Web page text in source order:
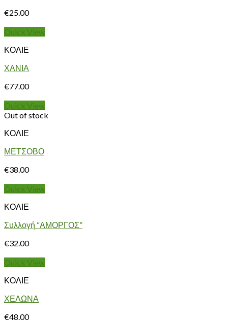
€25.00
Quick View
ΚΟΛΙΕ
ΧΑΝΙΑ
€77.00
Quick View
Out of stock
ΚΟΛΙΕ
ΜΕΤΣΟΒΟ
€38.00
Quick View
ΚΟΛΙΕ
Συλλογή “ΑΜΟΡΓΟΣ”
€32.00
Quick View
ΚΟΛΙΕ
ΧΕΛΩΝΑ
€48.00